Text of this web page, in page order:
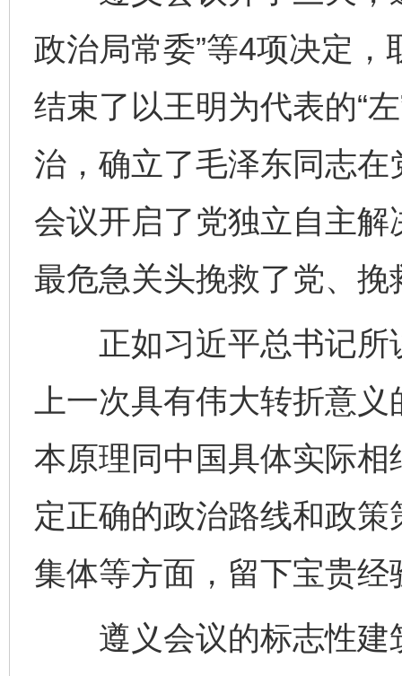
政治局常委”等4项决定
结束了以王明为代表的“
治，确立了毛泽东同志
会议开启了党独立自主
最危急关头挽救了党、
正如习近平总书记所
上一次具有伟大转折意
本原理同中国具体实际
定正确的政治路线和政
集体等方面，留下宝贵经
遵义会议的标志性建